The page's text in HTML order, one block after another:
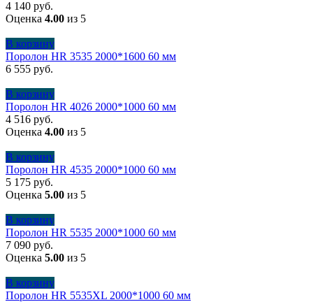
4 140 руб.
Оценка 4.00 из 5
В корзину
Поролон HR 3535 2000*1600 60 мм
6 555 руб.
В корзину
Поролон HR 4026 2000*1000 60 мм
4 516 руб.
Оценка 4.00 из 5
В корзину
Поролон HR 4535 2000*1000 60 мм
5 175 руб.
Оценка 5.00 из 5
В корзину
Поролон HR 5535 2000*1000 60 мм
7 090 руб.
Оценка 5.00 из 5
В корзину
Поролон HR 5535XL 2000*1000 60 мм